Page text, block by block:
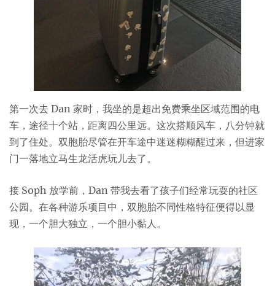
第一次去 Dan 家时，我坐的是超出免费乘坐区域范围的电
车，途径十个站，距离四公里远。这次搭顺风车，八分钟就
到了住处。双胞胎尽管在开车途中迷迷糊糊醒过来，但进家
门一落地立马生龙活虎玩儿去了。
接 Soph 放学前，Dan 带我去看了孩子们经常玩耍的社区
公园。在各种游乐项目中，双胞胎不同性格特征便得以显
现，一个胆大独立，一个胆小黏人。